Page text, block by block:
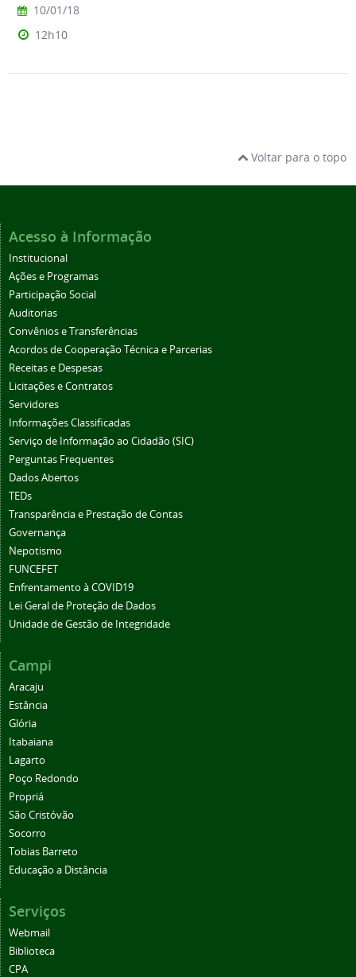
10/01/18
12h10
Voltar para o topo
Acesso à Informação
Institucional
Ações e Programas
Participação Social
Auditorias
Convênios e Transferências
Acordos de Cooperação Técnica e Parcerias
Receitas e Despesas
Licitações e Contratos
Servidores
Informações Classificadas
Serviço de Informação ao Cidadão (SIC)
Perguntas Frequentes
Dados Abertos
TEDs
Transparência e Prestação de Contas
Governança
Nepotismo
FUNCEFET
Enfrentamento à COVID19
Lei Geral de Proteção de Dados
Unidade de Gestão de Integridade
Campi
Aracaju
Estância
Glória
Itabaiana
Lagarto
Poço Redondo
Propriá
São Cristóvão
Socorro
Tobias Barreto
Educação a Distância
Serviços
Webmail
Biblioteca
CPA